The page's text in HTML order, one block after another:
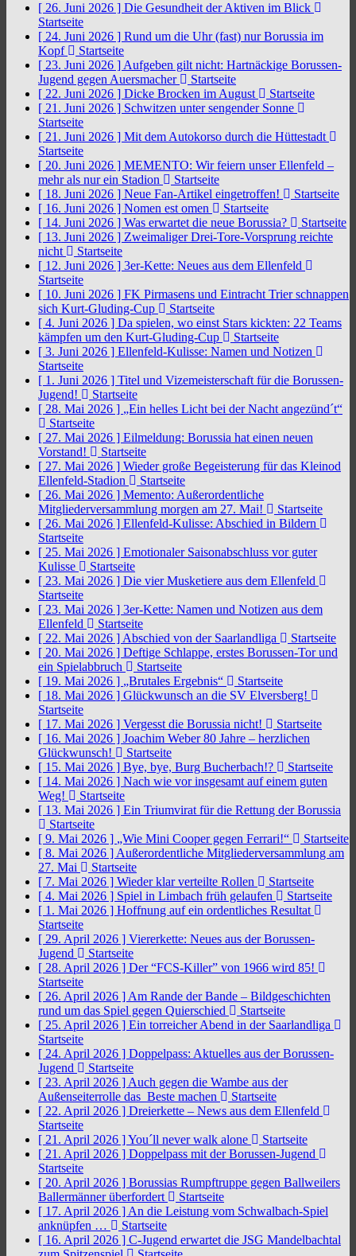
[ 26. Juni 2026 ] Die Gesundheit der Aktiven im Blick
Startseite
[ 24. Juni 2026 ] Rund um die Uhr (fast) nur Borussia im
Kopf
Startseite
[ 23. Juni 2026 ] Aufgeben gilt nicht: Hartnäckige Borussen-
Jugend gegen Auersmacher
Startseite
[ 22. Juni 2026 ] Dicke Brocken im August
Startseite
[ 21. Juni 2026 ] Schwitzen unter sengender Sonne
Startseite
[ 21. Juni 2026 ] Mit dem Autokorso durch die Hüttestadt
Startseite
[ 20. Juni 2026 ] MEMENTO: Wir feiern unser Ellenfeld –
mehr als nur ein Stadion
Startseite
[ 18. Juni 2026 ] Neue Fan-Artikel eingetroffen!
Startseite
[ 16. Juni 2026 ] Nomen est omen
Startseite
[ 14. Juni 2026 ] Was erwartet die neue Borussia?
Startseite
[ 13. Juni 2026 ] Zweimaliger Drei-Tore-Vorsprung reichte
nicht
Startseite
[ 12. Juni 2026 ] 3er-Kette: Neues aus dem Ellenfeld
Startseite
[ 10. Juni 2026 ] FK Pirmasens und Eintracht Trier schnappen
sich Kurt-Gluding-Cup
Startseite
[ 4. Juni 2026 ] Da spielen, wo einst Stars kickten: 22 Teams
kämpfen um den Kurt-Gluding-Cup
Startseite
[ 3. Juni 2026 ] Ellenfeld-Kulisse: Namen und Notizen
Startseite
[ 1. Juni 2026 ] Titel und Vizemeisterschaft für die Borussen-
Jugend!
Startseite
[ 28. Mai 2026 ] „Ein helles Licht bei der Nacht angezünd´t“
Startseite
[ 27. Mai 2026 ] Eilmeldung: Borussia hat einen neuen
Vorstand!
Startseite
[ 27. Mai 2026 ] Wieder große Begeisterung für das Kleinod
Ellenfeld-Stadion
Startseite
[ 26. Mai 2026 ] Memento: Außerordentliche
Mitgliederversammlung morgen am 27. Mai!
Startseite
[ 26. Mai 2026 ] Ellenfeld-Kulisse: Abschied in Bildern
Startseite
[ 25. Mai 2026 ] Emotionaler Saisonabschluss vor guter
Kulisse
Startseite
[ 23. Mai 2026 ] Die vier Musketiere aus dem Ellenfeld
Startseite
[ 23. Mai 2026 ] 3er-Kette: Namen und Notizen aus dem
Ellenfeld
Startseite
[ 22. Mai 2026 ] Abschied von der Saarlandliga
Startseite
[ 20. Mai 2026 ] Deftige Schlappe, erstes Borussen-Tor und
ein Spielabbruch
Startseite
[ 19. Mai 2026 ] „Brutales Ergebnis“
Startseite
[ 18. Mai 2026 ] Glückwunsch an die SV Elversberg!
Startseite
[ 17. Mai 2026 ] Vergesst die Borussia nicht!
Startseite
[ 16. Mai 2026 ] Joachim Weber 80 Jahre – herzlichen
Glückwunsch!
Startseite
[ 15. Mai 2026 ] Bye, bye, Burg Bucherbach!?
Startseite
[ 14. Mai 2026 ] Nach wie vor insgesamt auf einem guten
Weg!
Startseite
[ 13. Mai 2026 ] Ein Triumvirat für die Rettung der Borussia
Startseite
[ 9. Mai 2026 ] „Wie Mini Cooper gegen Ferrari!“
Startseite
[ 8. Mai 2026 ] Außerordentliche Mitgliederversammlung am
27. Mai
Startseite
[ 7. Mai 2026 ] Wieder klar verteilte Rollen
Startseite
[ 4. Mai 2026 ] Spiel in Limbach früh gelaufen
Startseite
[ 1. Mai 2026 ] Hoffnung auf ein ordentliches Resultat
Startseite
[ 29. April 2026 ] Viererkette: Neues aus der Borussen-
Jugend
Startseite
[ 28. April 2026 ] Der “FCS-Killer” von 1966 wird 85!
Startseite
[ 26. April 2026 ] Am Rande der Bande – Bildgeschichten
rund um das Spiel gegen Quierschied
Startseite
[ 25. April 2026 ] Ein torreicher Abend in der Saarlandliga
Startseite
[ 24. April 2026 ] Doppelpass: Aktuelles aus der Borussen-
Jugend
Startseite
[ 23. April 2026 ] Auch gegen die Wambe aus der
Außenseiterrolle das Beste machen
Startseite
[ 22. April 2026 ] Dreierkette – News aus dem Ellenfeld
Startseite
[ 21. April 2026 ]You´ll never walk alone
Startseite
[ 21. April 2026 ] Doppelpass mit der Borussen-Jugend
Startseite
[ 20. April 2026 ] Borussias Rumpftruppe gegen Ballweilers
Ballermänner überfordert
Startseite
[ 17. April 2026 ] An die Leistung vom Schwalbach-Spiel
anknüpfen …
Startseite
[ 16. April 2026 ] C-Jugend erwartet die JSG Mandelbachtal